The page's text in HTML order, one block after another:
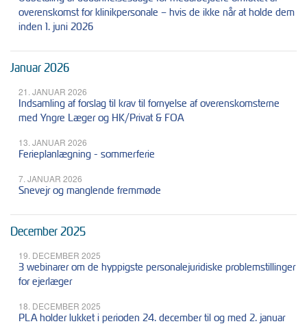
overenskomst for klinikpersonale – hvis de ikke når at holde dem
inden 1. juni 2026
Januar 2026
21. JANUAR 2026
Indsamling af forslag til krav til fornyelse af overenskomsterne
med Yngre Læger og HK/Privat & FOA
13. JANUAR 2026
Ferieplanlægning - sommerferie
7. JANUAR 2026
Snevejr og manglende fremmøde
December 2025
19. DECEMBER 2025
3 webinarer om de hyppigste personalejuridiske problemstillinger
for ejerlæger
18. DECEMBER 2025
PLA holder lukket i perioden 24. december til og med 2. januar